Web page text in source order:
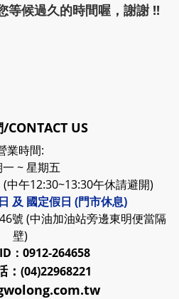
等候過久的時間喔，謝謝 !!
CONTACT US
業時間:
~ 星期五
中午12:30~13:30午休請避開)
及 國定假日 (門市休息)
號 (中油加油站旁邊東明便當隔
壁)
：0912-264658
(04)22968221